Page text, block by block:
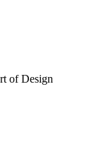
of Design